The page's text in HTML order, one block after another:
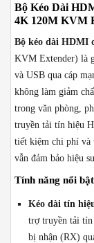
Extender
lượng
Bộ Kéo Dài
4K 120M KVM
Bộ kéo dài HDMI
KVM Extender) là
và USB qua cáp
không làm giảm
trong văn phòng,
truyền tải tín hiệu
tiết kiệm chi phí và
vẫn đảm bảo hiệu
Tính năng nổi
Kéo dài tín
trợ truyền tải
bị nhận (RX)